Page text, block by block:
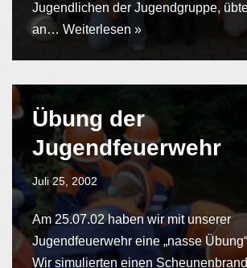
Jugendlichen der Jugendgruppe,
an… Weiterlesen »
Übung der
Jugendfeuerwehr
Juli 25, 2002
Am 25.07.02 haben wir mit unserer
Jugendfeuerwehr eine „nasse
Wir simulierten einen